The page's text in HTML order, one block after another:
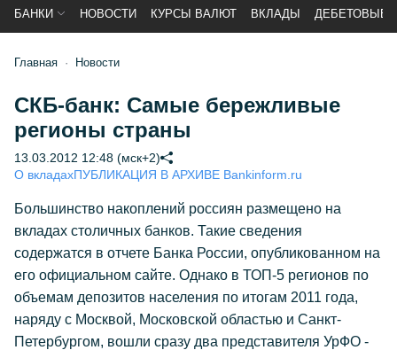
БАНКИ НОВОСТИ КУРСЫ ВАЛЮТ ВКЛАДЫ ДЕБЕТОВЫЕ
Главная Новости
СКБ-банк: Самые бережливые
регионы страны
13.03.2012 12:48 (мск+2)
О вкладахПУБЛИКАЦИЯ В АРХИВЕ Bankinform.ru
Большинство накоплений россиян размещено на
вкладах столичных банков. Такие сведения
содержатся в отчете Банка России, опубликованном на
его официальном сайте. Однако в ТОП-5 регионов по
объемам депозитов населения по итогам 2011 года,
наряду с Москвой, Московской областью и Санкт-
Петербургом, вошли сразу два представителя УрФО -